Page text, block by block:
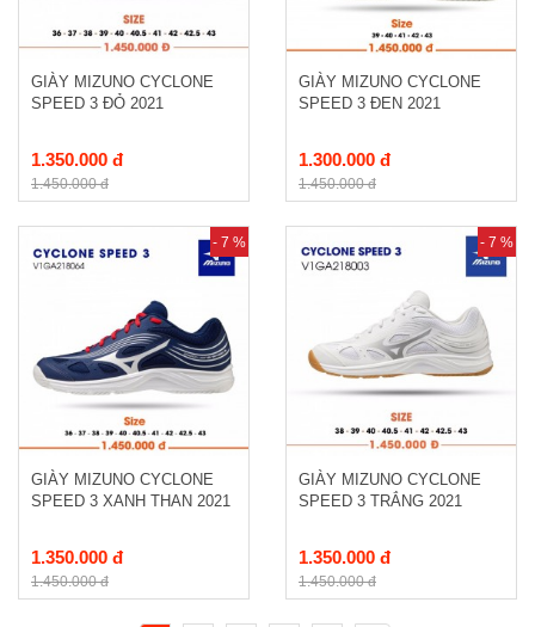
GIÀY MIZUNO CYCLONE
SPEED 3 ĐỎ 2021
1.350.000 đ
1.450.000 đ
GIÀY MIZUNO CYCLONE
SPEED 3 ĐEN 2021
1.300.000 đ
1.450.000 đ
- 7 %
GIÀY MIZUNO CYCLONE
SPEED 3 XANH THAN 2021
1.350.000 đ
1.450.000 đ
- 7 %
GIÀY MIZUNO CYCLONE
SPEED 3 TRẮNG 2021
1.350.000 đ
1.450.000 đ